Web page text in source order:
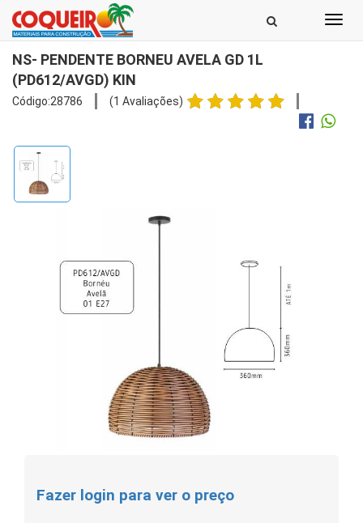
NS- PENDENTE BORNEU AVELA GD 1L
(PD612/AVGD) KIN
Código:28786 (1 Avaliações)
Fazer login para ver o preço